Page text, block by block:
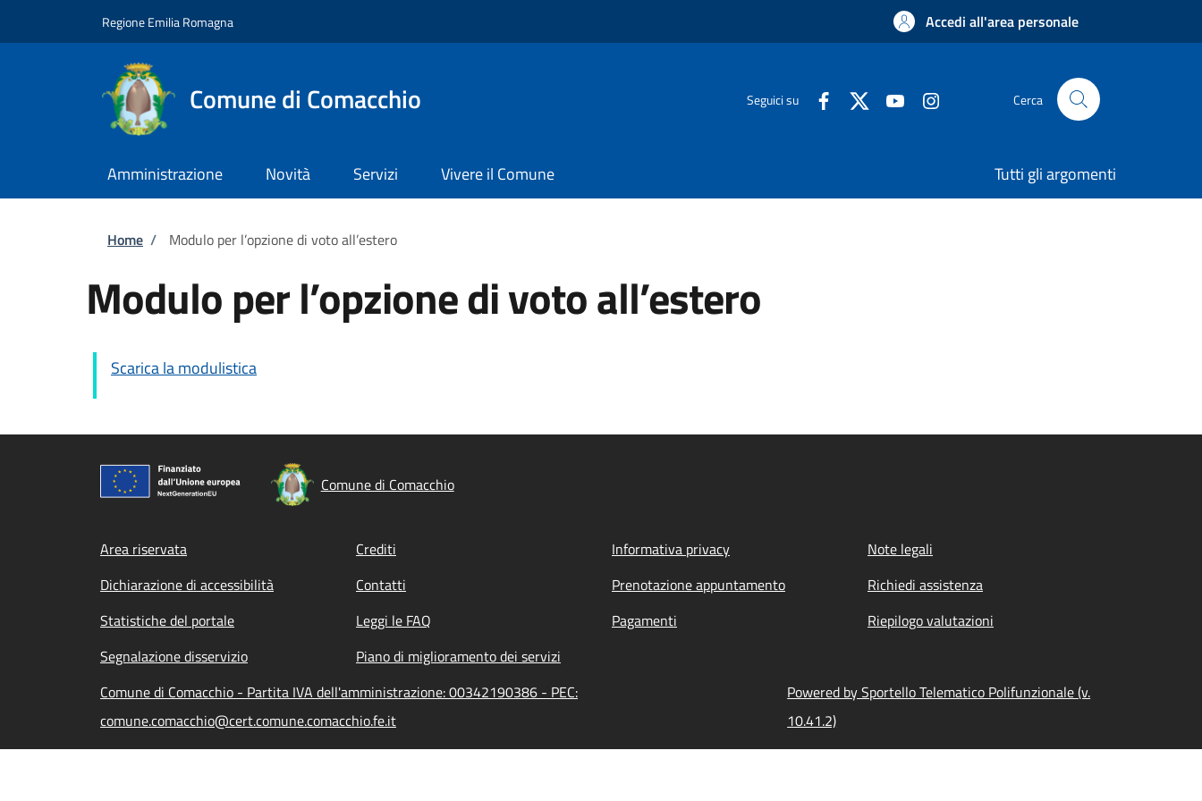
Regione Emilia Romagna Accedi all'area personale
Comune di Comacchio Seguici su Cerca
Amministrazione Novità Servizi Vivere il Comune Tutti gli argomenti
Briciole di pane
Home / Modulo per l’opzione di voto all’estero
Modulo per l’opzione di voto all’estero
Scarica la modulistica
Comune di Comacchio
Footer menu
Area riservata Crediti Informativa privacy
Note legali
Dichiarazione di accessibilità
Contatti Prenotazione appuntamento
Richiedi assistenza
Statistiche del portale
Leggi le FAQ Pagamenti
Riepilogo valutazioni
Segnalazione disservizio
Piano di miglioramento dei servizi
Comune di Comacchio - Partita IVA dell'amministrazione: 00342190386 - PEC:
comune.comacchio@cert.comune.comacchio.fe.it
Powered by Sportello Telematico Polifunzionale (v.
10.41.2)